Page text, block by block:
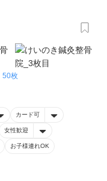
50枚
カード可
女性歓迎
お子様連れOK